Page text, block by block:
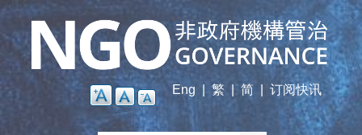
Skip
main
content
Eng
繁 | 简 订阅快讯